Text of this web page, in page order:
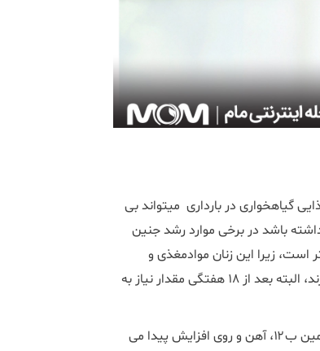
هرچند هنوز از نظر علمی صد در صد ثابت نشده اما به نظر می‎رسد که رژیم غذایی گیاهخواری در بارداری می‎تواند بی
باشد در برخی موارد رشد جنین
است، زیرا این زنان موادمغذی و
ویتامین های بسیاری را از میوه، سبزیجات و غلات سبوسدار به دست می آورند، البته بعد از 18 هفتگی مقدار نیاز به
در زنان بارداری که گیاه خوار هستند همانند سایر افراد گیاه خوار، نیاز به ویتامین ب۱۲، آهن و روی افزایش پیدا می